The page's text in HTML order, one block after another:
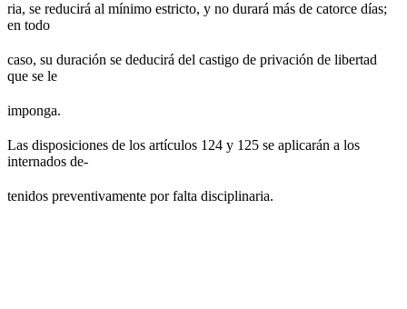
ria, se reducirá al mínimo estricto, y no durará más de catorce días;
en todo
caso, su duración se deducirá del castigo de privación de libertad
que se le
imponga.
Las disposiciones de los artículos 124 y 125 se aplicarán a los
internados de-
tenidos preventivamente por falta disciplinaria.